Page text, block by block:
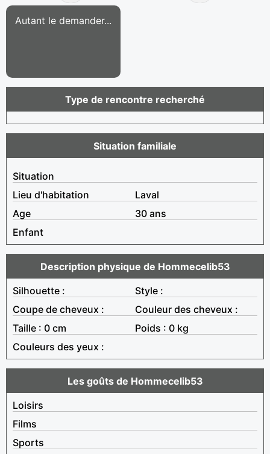
Autant le demander...
Type de rencontre recherché
Situation familiale
Situation
Lieu d'habitation
Laval
Age
30 ans
Enfant
Description physique de Hommecelib53
Silhouette :
Style :
Coupe de cheveux :
Couleur des cheveux :
Taille : 0 cm
Poids : 0 kg
Couleurs des yeux :
Les goûts de Hommecelib53
Loisirs
Films
Sports